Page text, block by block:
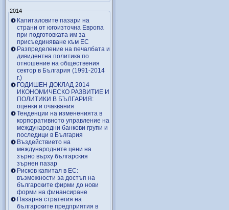
2014
Капиталовите пазари на
страни от югоизточна Европа
при подготовката им за
присъединяване към ЕС
Разпределение на печалбата и
дивидентна политика по
отношение на обществения
сектор в България (1991-2014
г.)
ГОДИШЕН ДОКЛАД 2014
ИКОНОМИЧЕСКО РАЗВИТИЕ И
ПОЛИТИКИ В БЪЛГАРИЯ:
оценки и очаквания
Тенденции на измененията в
корпоративното управление на
международни банкови групи и
последици в България
Въздействието на
международните цени на
зърно върху българския
зърнен пазар
Рисков капитал в ЕС:
възможности за достъп на
българските фирми до нови
форми на финансиране
Пазарна стратегия на
българските предприятия в